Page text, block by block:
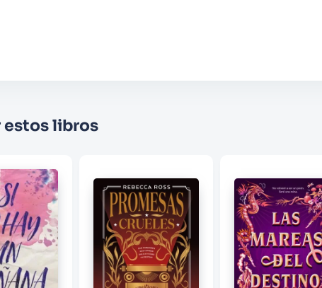
Correo electrónico
Escribir comentario
estos libros